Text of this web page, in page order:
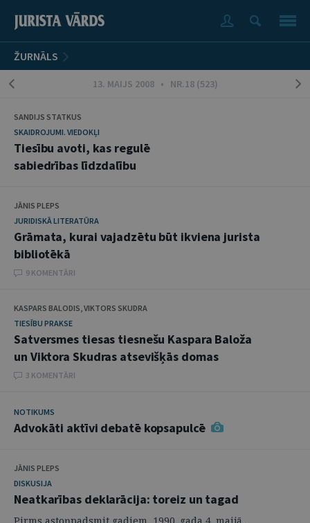
ŽURNĀLS
13. MAIJS 2008 • NR.18 (523)
SANDIJS STATKUS
SKAIDROJUMI. VIEDOKĻI
Tiesību avoti, kas regulē
sabiedrības līdzdalību
JĀNIS PLEPS
JURIDISKĀ LITERATŪRA
Grāmata, kurai vajadzētu būt ikviena jurista
bibliotēkā
9 KOMENTĀRI
KASPARS BALODIS, VIKTORS SKUDRA
TIESĪBU PRAKSE
Satversmes tiesas tiesnešu Kaspara Baloža
un Viktora Skudras atsevišķās domas
3 KOMENTĀRI
NOTIKUMS
Advokāti aktīvi debatē kopsapulcē
JĀNIS PLEPS
DISKUSIJA
Neatkarības deklarācija: toreiz un tagad